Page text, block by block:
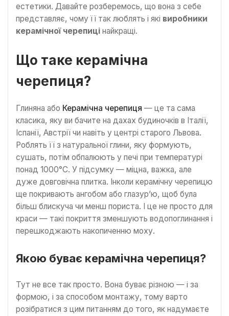
естетики. Давайте розберемось, що вона з себе
представляє, чому її так люблять і які виробники
керамічної черепиці найкращі.
Що таке керамічна
черепиця?
Глиняна або Керамічна черепиця — це та сама
класика, яку ви бачите на дахах будиночків в Італії,
Іспанії, Австрії чи навіть у центрі старого Львова.
Роблять її з натуральної глини, яку формують,
сушать, потім обпалюють у печі при температурі
понад 1000°C. У підсумку — міцна, важка, але
дуже довговічна плитка. Інколи керамічну черепицю
ще покривають ангобом або глазур’ю, щоб була
більш блискуча чи менш пориста. І це не просто для
краси — такі покриття зменшують водопоглинання і
перешкоджають накопиченню моху.
Якою буває керамічна черепиця?
Тут не все так просто. Вона буває різною — і за
формою, і за способом монтажу, тому варто
розібратися з цим питанням до того, як надумаєте